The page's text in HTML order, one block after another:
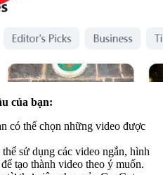
của bạn:
có thể chọn những video được
sử dụng các video ngắn, hình
tạo thành video theo ý muốn.